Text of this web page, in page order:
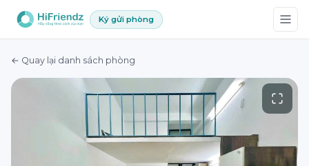
Ký gửi phòng
← Quay lại danh sách phòng